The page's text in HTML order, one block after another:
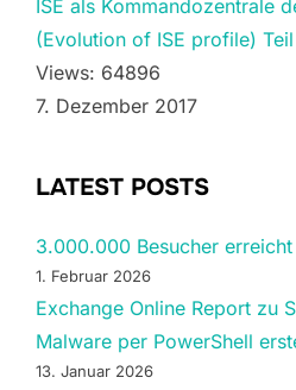
ISE als Kommandozentrale
(Evolution of ISE profile) Teil
Views: 64896
7. Dezember 2017
LATEST POSTS
3.000.000 Besucher
1. Februar 2026
Exchange Online Report zu
Malware per PowerShell
13. Januar 2026